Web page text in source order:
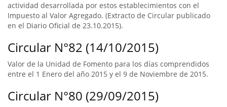
actividad desarrollada por estos establecimientos con el
Impuesto al Valor Agregado. (Extracto de Circular publicado
en el Diario Oficial de 23.10.2015).
Circular N°82 (14/10/2015)
Valor de la Unidad de Fomento para los días comprendidos
entre el 1 Enero del año 2015 y el 9 de Noviembre de 2015.
Circular N°80 (29/09/2015)